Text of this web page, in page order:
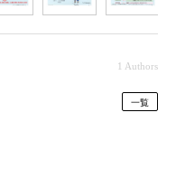
1 Authors
一覧